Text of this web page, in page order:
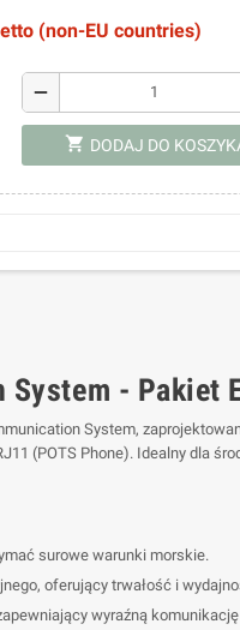
(non-EU countries)
remove
shopping_cart DODAJ DO
- Pakiet
System,
(POTS Phone). Idealny dla
surowe warunki morskie.
oferujący trwałość i
wyraźną komunikację